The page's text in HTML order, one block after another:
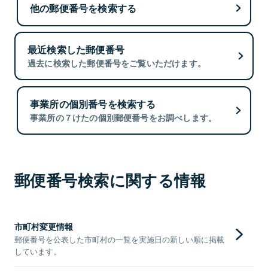
他の郵便番号を検索する
最近検索した郵便番号
過去に検索した郵便番号をご覧いただけます。
事業所の個別番号を検索する
事業所の７けたの個別郵便番号をお調べします。
郵便番号検索に関する情報
市町村変更情報
郵便番号を公表した市町村の一覧を実施日の新しい順に掲載
しています。